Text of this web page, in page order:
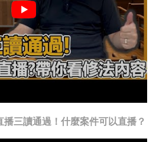
三讀通過！什麼案件可以直播？